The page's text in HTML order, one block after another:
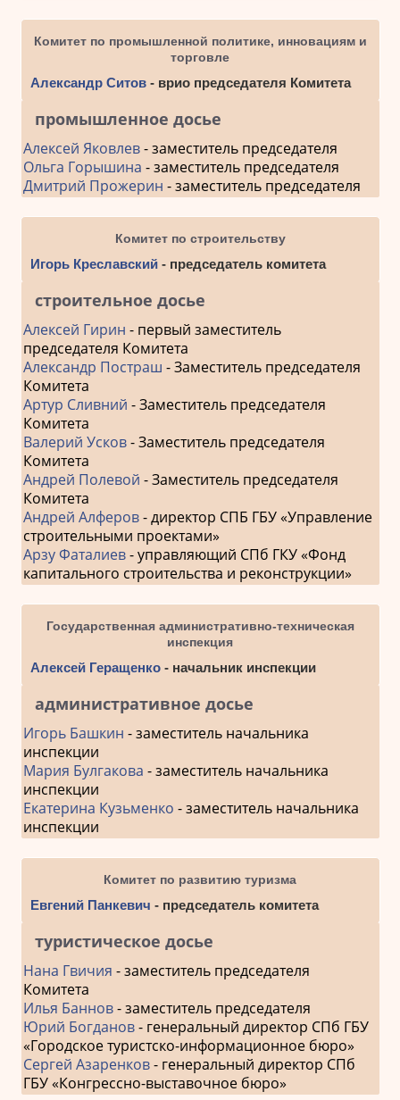
Комитет по промышленной политике, инновациям и
торговле
Александр Ситов- врио председателя Комитета
промышленное досье
Алексей Яковлев- заместитель председателя
Ольга Горышина - заместитель председателя
Дмитрий Прожерин - заместитель председателя
Комитет по строительству
Игорь Креславский - председатель комитета
строительное досье
Алексей Гирин - первый заместитель
председателя Комитета
Александр Постраш - Заместитель председателя
Комитета
Артур Сливний - Заместитель председателя
Комитета
Валерий Усков- Заместитель председателя
Комитета
Андрей Полевой - Заместитель председателя
Комитета
Андрей Алферов- директор СПБ ГБУ «Управление
строительными проектами»
Арзу Фаталиев- управляющий СПб ГКУ «Фонд
капитального строительства и реконструкции»
Государственная административно-техническая
инспекция
Алексей Геращенко- начальник инспекции
административное досье
Игорь Башкин - заместитель начальника
инспекции
Мария Булгакова - заместитель начальника
инспекции
Екатерина Кузьменко - заместитель начальника
инспекции
Комитет по развитию туризма
Евгений Панкевич - председатель комитета
туристическое досье
Нана Гвичия - заместитель председателя
Комитета
Илья Баннов- заместитель председателя
Юрий Богданов- генеральный директор СПб ГБУ
«Городское туристско-информационное бюро»
Сергей Азаренков- генеральный директор СПб
ГБУ «Конгрессно-выставочное бюро»